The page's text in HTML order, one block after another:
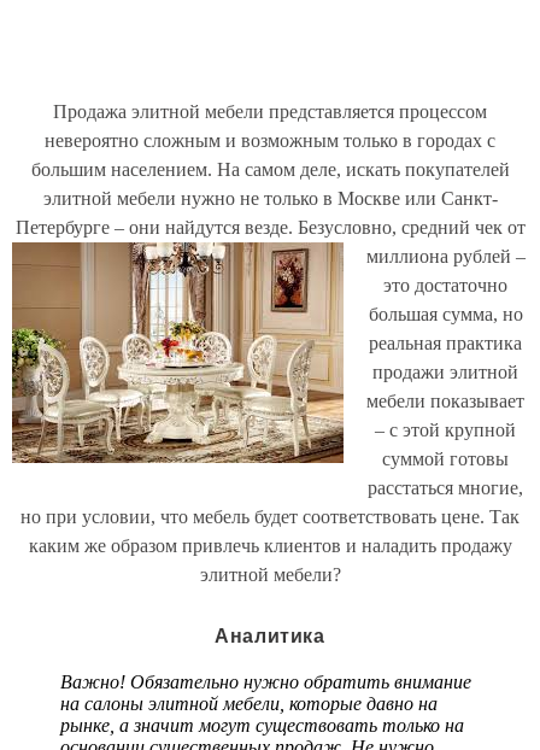
Продажа элитной мебели представляется процессом
невероятно сложным и возможным только в городах с
большим населением. На самом деле, искать покупателей
элитной мебели нужно не только в Москве или Санкт-
Петербурге – они найдутся везде. Безусловно, средний чек от
миллиона рублей –
это достаточно
большая сумма, но
реальная практика
продажи элитной
мебели показывает
– с этой крупной
суммой готовы
расстаться многие,
но при условии, что мебель будет соответствовать цене. Так
каким же образом привлечь клиентов и наладить продажу
элитной мебели?
Аналитика
Важно! Обязательно нужно обратить внимание
на салоны элитной мебели, которые давно на
рынке, а значит могут существовать только на